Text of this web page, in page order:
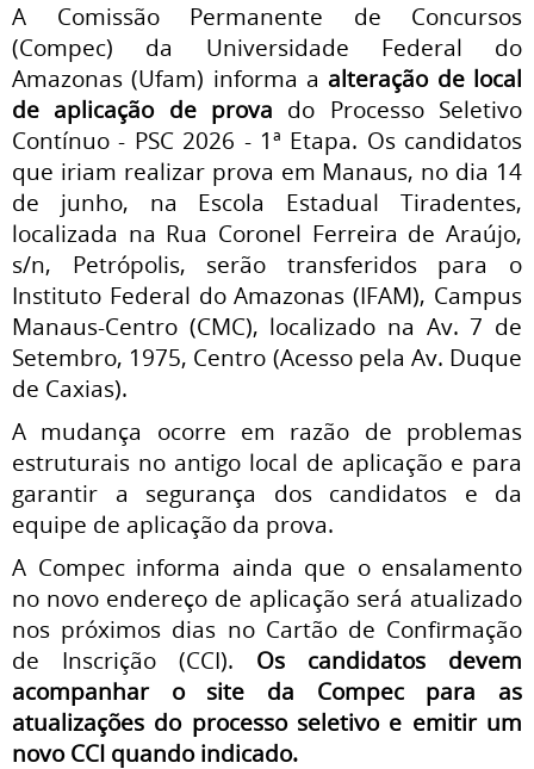
A Comissão Permanente de Concursos
(Compec) da Universidade Federal do
Amazonas (Ufam) informa a alteração de local
de aplicação de prova do Processo Seletivo
Contínuo - PSC 2026 - 1ª Etapa. Os candidatos
que iriam realizar prova em Manaus, no dia 14
de junho, na Escola Estadual Tiradentes,
localizada na Rua Coronel Ferreira de Araújo,
s/n, Petrópolis, serão transferidos para o
Instituto Federal do Amazonas (IFAM), Campus
Manaus-Centro (CMC), localizado na Av. 7 de
Setembro, 1975, Centro (Acesso pela Av. Duque
de Caxias).
A mudança ocorre em razão de problemas
estruturais no antigo local de aplicação e para
garantir a segurança dos candidatos e da
equipe de aplicação da prova.
A Compec informa ainda que o ensalamento
no novo endereço de aplicação será atualizado
nos próximos dias no Cartão de Confirmação
de Inscrição (CCI). Os candidatos devem
acompanhar o site da Compec para as
atualizações do processo seletivo e emitir um
novo CCI quando indicado.